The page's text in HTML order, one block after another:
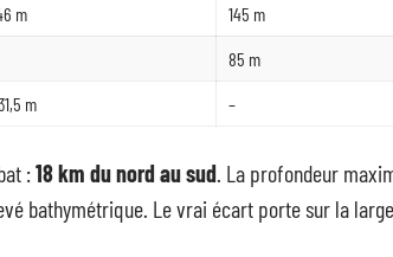
m 145 m
85 m
m –
:18 km du nord au sud. La profondeur
bathymétrique. Le vrai écart porte sur la